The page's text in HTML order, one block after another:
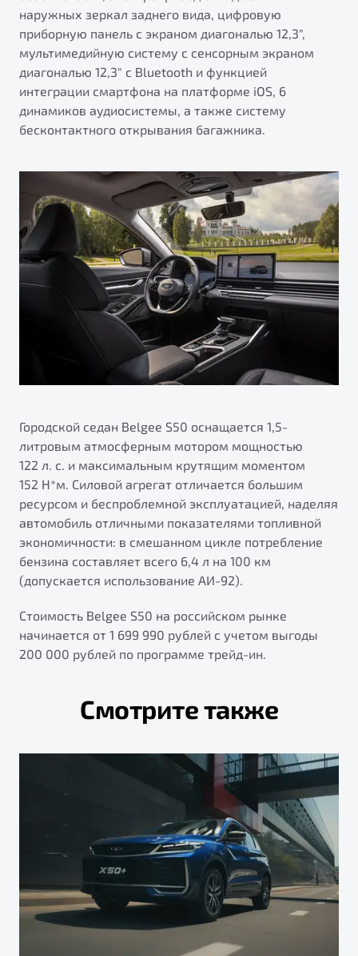
наружных зеркал заднего вида, цифровую
приборную панель с экраном диагональю 12,3",
мультимедийную систему с сенсорным экраном
диагональю 12,3" с Bluetooth и функцией
интеграции смартфона на платформе iOS, 6
динамиков аудиосистемы, а также систему
бесконтактного открывания багажника.
Городской седан Belgee S50 оснащается 1,5-
литровым атмосферным мотором мощностью
122 л. с. и максимальным крутящим моментом
152 Н*м. Силовой агрегат отличается большим
ресурсом и беспроблемной эксплуатацией, наделяя
автомобиль отличными показателями топливной
экономичности: в смешанном цикле потребление
бензина составляет всего 6,4 л на 100 км
(допускается использование АИ-92).
Стоимость Belgee S50 на российском рынке
начинается от 1 699 990 рублей с учетом выгоды
200 000 рублей по программе трейд-ин.
Смотрите также